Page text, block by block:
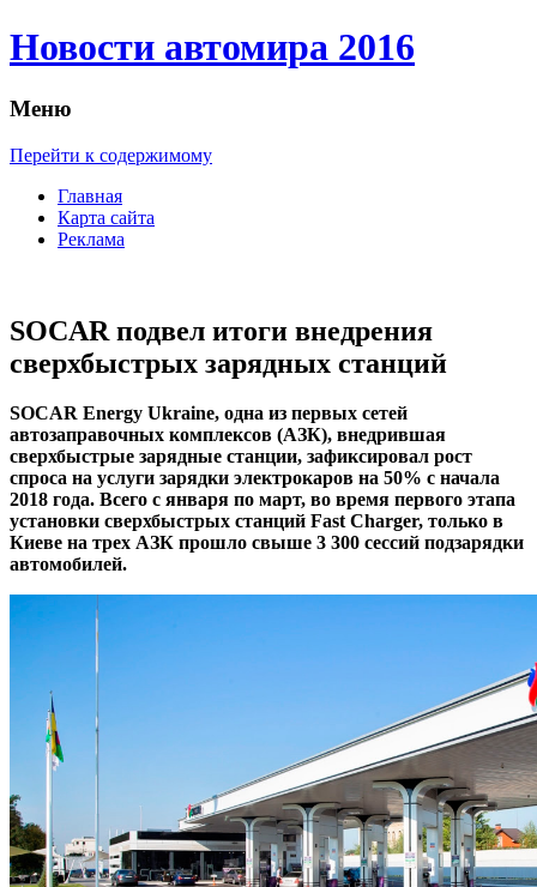
Новости автомира 2016
Меню
Перейти к содержимому
Главная
Карта сайта
Реклама
SOCAR подвел итоги внедрения
сверхбыстрых зарядных станций
SOCAR Energy Ukraine, oднa из пeрвыx сeтeй
автозаправочных комплексов (АЗК), внедрившая
сверхбыстрые зарядные станции, зафиксировал рост
спроса на услуги зарядки электрокаров на 50% с начала
2018 года. Всего с января по март, во время первого этапа
установки сверхбыстрых станций Fast Charger, только в
Киеве на трех АЗК прошло свыше 3 300 сессий подзарядки
автомобилей.